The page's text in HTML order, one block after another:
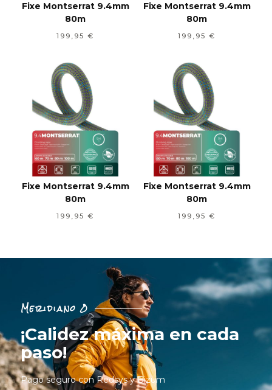
Fixe Montserrat 9.4mm
80m
199,95 €
Fixe Montserrat 9.4mm
80m
199,95 €
Fixe Montserrat 9.4mm
80m
199,95 €
Fixe Montserrat 9.4mm
80m
199,95 €
Meridiano 0
¡Calidez máxima en cada
paso!
Pago seguro con Redsys y Bizum